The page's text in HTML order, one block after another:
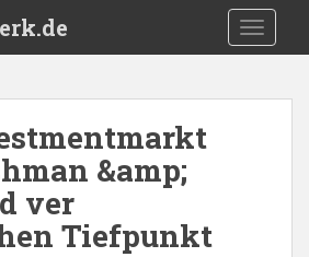
&amp;
ver
Tiefpunkt